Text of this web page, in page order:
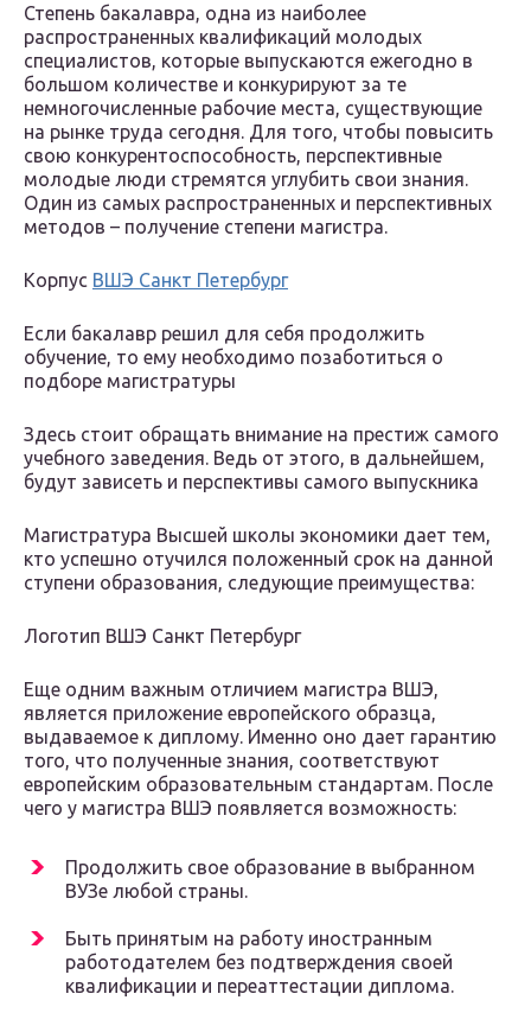
Степень бакалавра, одна из наиболее
распространенных квалификаций молодых
специалистов, которые выпускаются ежегодно в
большом количестве и конкурируют за те
немногочисленные рабочие места, существующие
на рынке труда сегодня. Для того, чтобы повысить
свою конкурентоспособность, перспективные
молодые люди стремятся углубить свои знания.
Один из самых распространенных и перспективных
методов – получение степени магистра.
Корпус ВШЭ Санкт Петербург
Если бакалавр решил для себя продолжить
обучение, то ему необходимо позаботиться о
подборе магистратуры
Здесь стоит обращать внимание на престиж самого
учебного заведения. Ведь от этого, в дальнейшем,
будут зависеть и перспективы самого выпускника
Магистратура Высшей школы экономики дает тем,
кто успешно отучился положенный срок на данной
ступени образования, следующие преимущества:
Логотип ВШЭ Санкт Петербург
Еще одним важным отличием магистра ВШЭ,
является приложение европейского образца,
выдаваемое к диплому. Именно оно дает гарантию
того, что полученные знания, соответствуют
европейским образовательным стандартам. После
чего у магистра ВШЭ появляется возможность:
Продолжить свое образование в выбранном
ВУЗе любой страны.
Быть принятым на работу иностранным
работодателем без подтверждения своей
квалификации и переаттестации диплома.